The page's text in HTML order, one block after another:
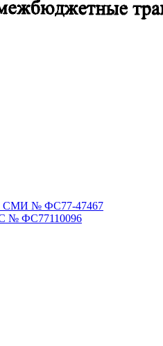
СМИ № ФС77-47467
№ ФС77110096